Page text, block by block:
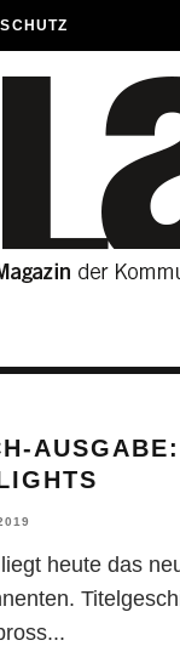
heute das
...